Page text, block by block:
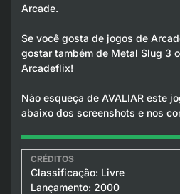
Arcade.
Se você gosta de jogos de
gostar também de Metal Slug 3
Arcadeflix!
Não esqueça de AVALIAR este
abaixo dos screenshots e nos
Classificação: Livre
Lançamento: 2000